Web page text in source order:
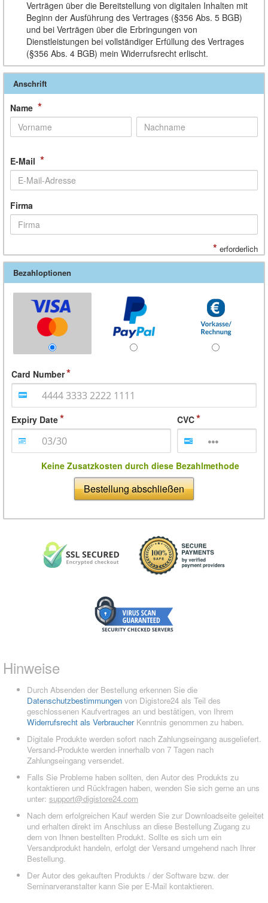
Verträgen über die Bereitstellung von digitalen Inhalten mit
Beginn der Ausführung des Vertrages (§356 Abs. 5 BGB)
und bei Verträgen über die Erbringungen von
Dienstleistungen bei vollständiger Erfüllung des Vertrages
(§356 Abs. 4 BGB) mein Widerrufsrecht erlischt.
Anschrift
Name *
E-Mail *
Firma
* erforderlich
Bezahloptionen
Card Number
Expiry Date CVC
Keine Zusatzkosten durch diese Bezahlmethode
Bestellung abschließen
Hinweise
Durch Absenden der Bestellung erkennen Sie die
Datenschutzbestimmungen von Digistore24 als Teil des
geschlossenen Kaufvertrages an und bestätigen, von Ihrem
Widerrufsrecht als VerbraucherKenntnis genommen zu haben.
Digitale Produkte werden sofort nach Zahlungseingang ausgeliefert.
Versand-Produkte werden innerhalb von 7 Tagen nach
Zahlungseingang versendet.
Falls Sie Probleme haben sollten, den Autor des Produkts zu
kontaktieren und Rückfragen haben, wenden Sie sich gerne an uns
unter: support@digistore24.com
Nach dem erfolgreichen Kauf werden Sie zur Downloadseite geleitet
und erhalten direkt im Anschluss an diese Bestellung Zugang zu
dem von Ihnen bestellten Produkt. Sollte es sich um ein
Versandprodukt handeln, erfolgt der Versand umgehend nach Ihrer
Bestellung.
Der Autor des gekauften Produkts / der Software bzw. der
Seminarveranstalter kann Sie per E-Mail kontaktieren.